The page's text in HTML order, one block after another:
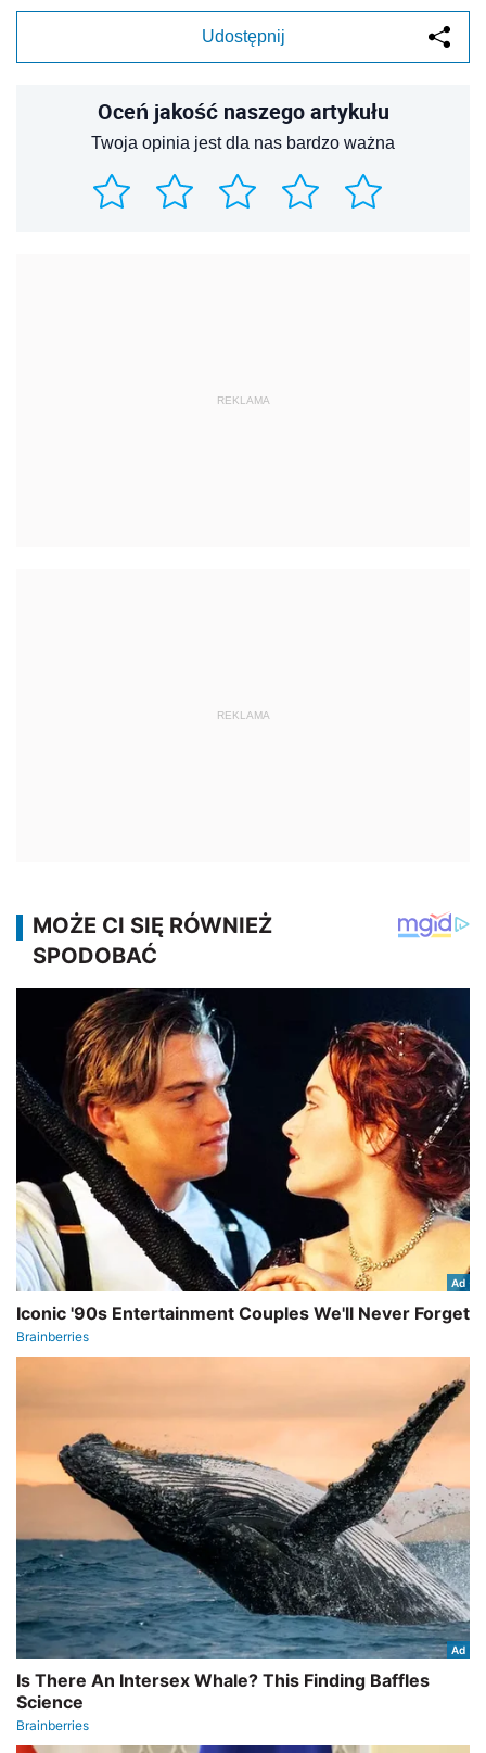
Udostępnij
Oceń jakość naszego artykułu
Twoja opinia jest dla nas bardzo ważna
REKLAMA
REKLAMA